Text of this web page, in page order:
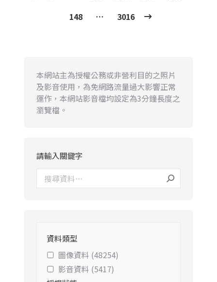
148
… 3016
本網站主為授權公務或非營利目的之照片
及影音使用，為免網路流量過大影響正常
運作，本網站影音檔均設定為3分鐘長度之
瀏覽檔。
請輸入關鍵字
資料類型
圖像資料 (48254)
影音資料 (5417)